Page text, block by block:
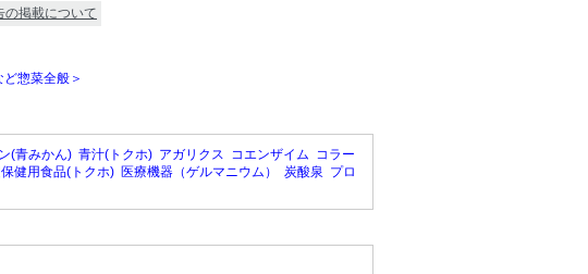
の掲載について
惣菜全般＞
(青みかん) 青汁(トクホ) アガリクス コエンザイム コラー
健用食品(トクホ) 医療機器（ゲルマニウム） 炭酸泉 プロ